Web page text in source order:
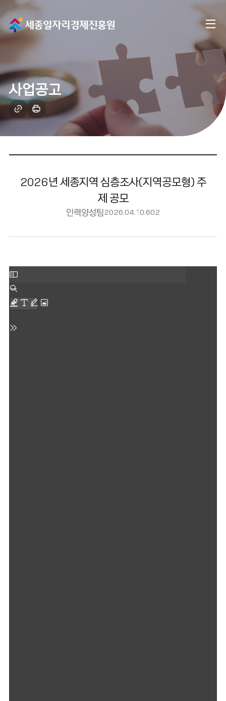
메
인
으
이
동
전
메
뉴
사업공고
링
크
복
인
하
2026년 세종지역 심층조사(지역공모형) 주
제 공모
인력양성팀2026.04.10.602